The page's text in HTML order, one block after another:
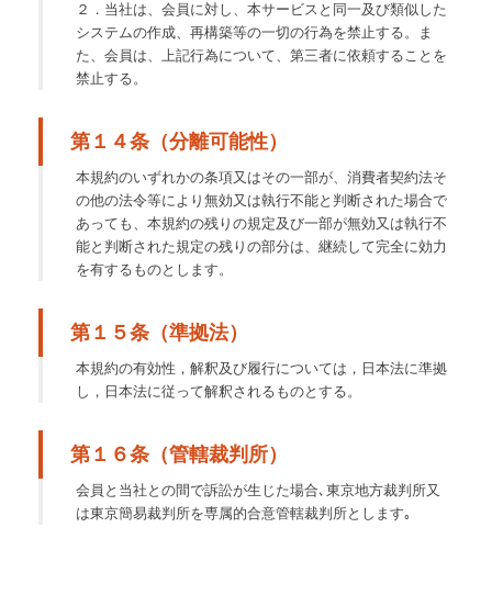
２．当社は、会員に対し、本サービスと同一及び類似した
システムの作成、再構築等の一切の行為を禁止する。ま
た、会員は、上記行為について、第三者に依頼することを
禁止する。
第１４条（分離可能性）
本規約のいずれかの条項又はその一部が、消費者契約法そ
の他の法令等により無効又は執行不能と判断された場合で
あっても、本規約の残りの規定及び一部が無効又は執行不
能と判断された規定の残りの部分は、継続して完全に効力
を有するものとします。
第１５条（準拠法）
本規約の有効性，解釈及び履行については，日本法に準拠
し，日本法に従って解釈されるものとする。
第１６条（管轄裁判所）
会員と当社との間で訴訟が生じた場合､東京地方裁判所又
は東京簡易裁判所を専属的合意管轄裁判所とします｡